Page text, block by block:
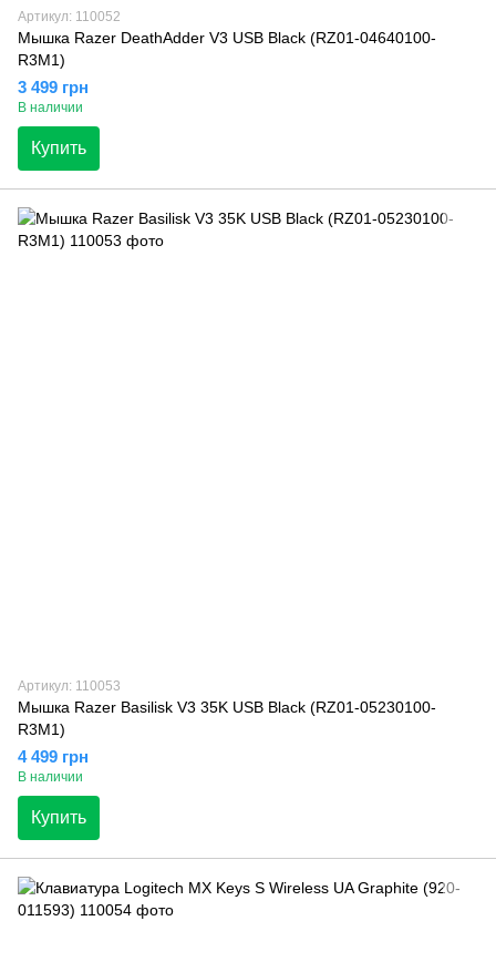
Артикул: 110052
Мышка Razer DeathAdder V3 USB Black (RZ01-04640100-
R3M1)
3 499 грн
В наличии
Купить
Артикул: 110053
Мышка Razer Basilisk V3 35K USB Black (RZ01-05230100-
R3M1)
4 499 грн
В наличии
Купить